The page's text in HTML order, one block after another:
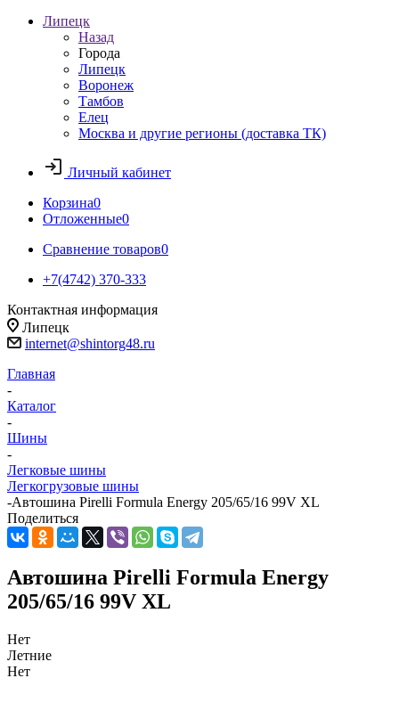
Липецк
Назад
Города
Липецк
Воронеж
Тамбов
Елец
Москва и другие регионы (доставка ТК)
Личный кабинет
Корзина0
Отложенные0
Сравнение товаров0
+7(4742) 370-333
Контактная информация
Липецк
internet@shintorg48.ru
Главная
-
Каталог
-
Шины
-
Легковые шины
Легкогрузовые шины
-Автошина Pirelli Formula Energy 205/65/16 99V XL
Поделиться
Автошина Pirelli Formula Energy
205/65/16 99V XL
Нет
Летние
Нет